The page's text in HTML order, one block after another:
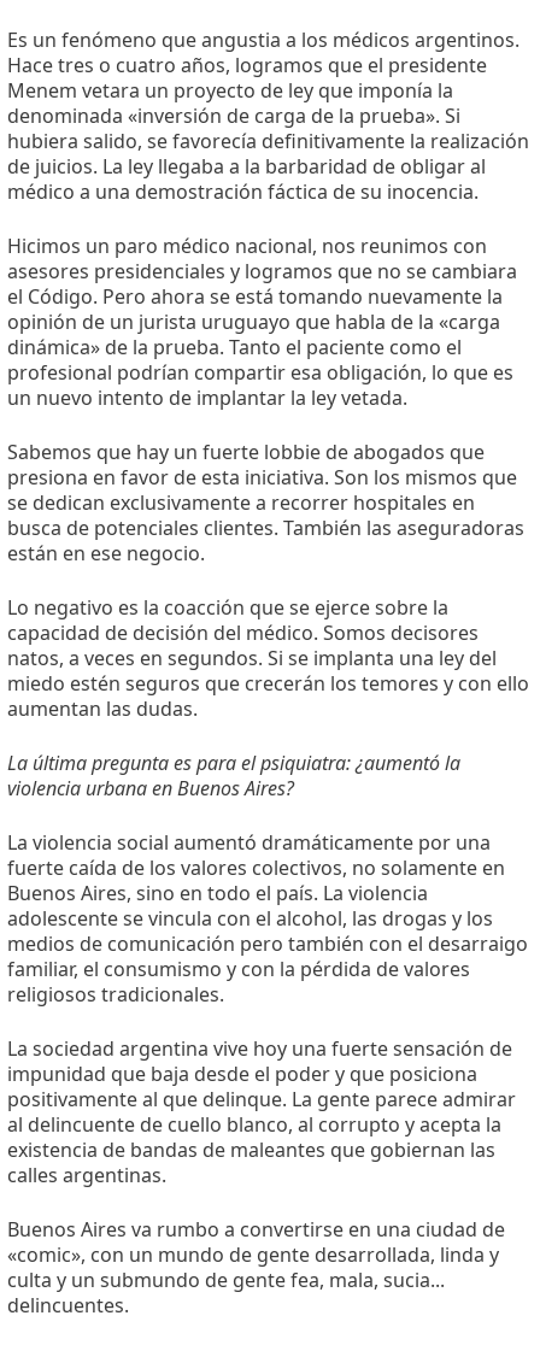
Es un fenómeno que angustia a los médicos argentinos.
Hace tres o cuatro años, logramos que el presidente
Menem vetara un proyecto de ley que imponía la
denominada «inversión de carga de la prueba». Si
hubiera salido, se favorecía definitivamente la realización
de juicios. La ley llegaba a la barbaridad de obligar al
médico a una demostración fáctica de su inocencia.
Hicimos un paro médico nacional, nos reunimos con
asesores presidenciales y logramos que no se cambiara
el Código. Pero ahora se está tomando nuevamente la
opinión de un jurista uruguayo que habla de la «carga
dinámica» de la prueba. Tanto el paciente como el
profesional podrían compartir esa obligación, lo que es
un nuevo intento de implantar la ley vetada.
Sabemos que hay un fuerte lobbie de abogados que
presiona en favor de esta iniciativa. Son los mismos que
se dedican exclusivamente a recorrer hospitales en
busca de potenciales clientes. También las aseguradoras
están en ese negocio.
Lo negativo es la coacción que se ejerce sobre la
capacidad de decisión del médico. Somos decisores
natos, a veces en segundos. Si se implanta una ley del
miedo estén seguros que crecerán los temores y con ello
aumentan las dudas.
La última pregunta es para el psiquiatra: ¿aumentó la
violencia urbana en Buenos Aires?
La violencia social aumentó dramáticamente por una
fuerte caída de los valores colectivos, no solamente en
Buenos Aires, sino en todo el país. La violencia
adolescente se vincula con el alcohol, las drogas y los
medios de comunicación pero también con el desarraigo
familiar, el consumismo y con la pérdida de valores
religiosos tradicionales.
La sociedad argentina vive hoy una fuerte sensación de
impunidad que baja desde el poder y que posiciona
positivamente al que delinque. La gente parece admirar
al delincuente de cuello blanco, al corrupto y acepta la
existencia de bandas de maleantes que gobiernan las
calles argentinas.
Buenos Aires va rumbo a convertirse en una ciudad de
«comic», con un mundo de gente desarrollada, linda y
culta y un submundo de gente fea, mala, sucia...
delincuentes.